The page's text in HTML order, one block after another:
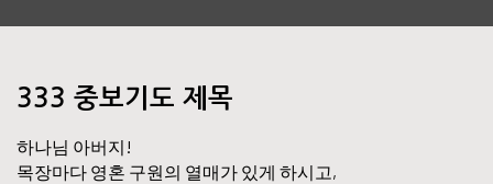
333 중보기도 제목
하나님 아버지!
목장마다 영혼 구원의 열매가 있게 하시고,